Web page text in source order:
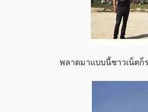
พลาดมาเเบบนี้ชาวเน็ต